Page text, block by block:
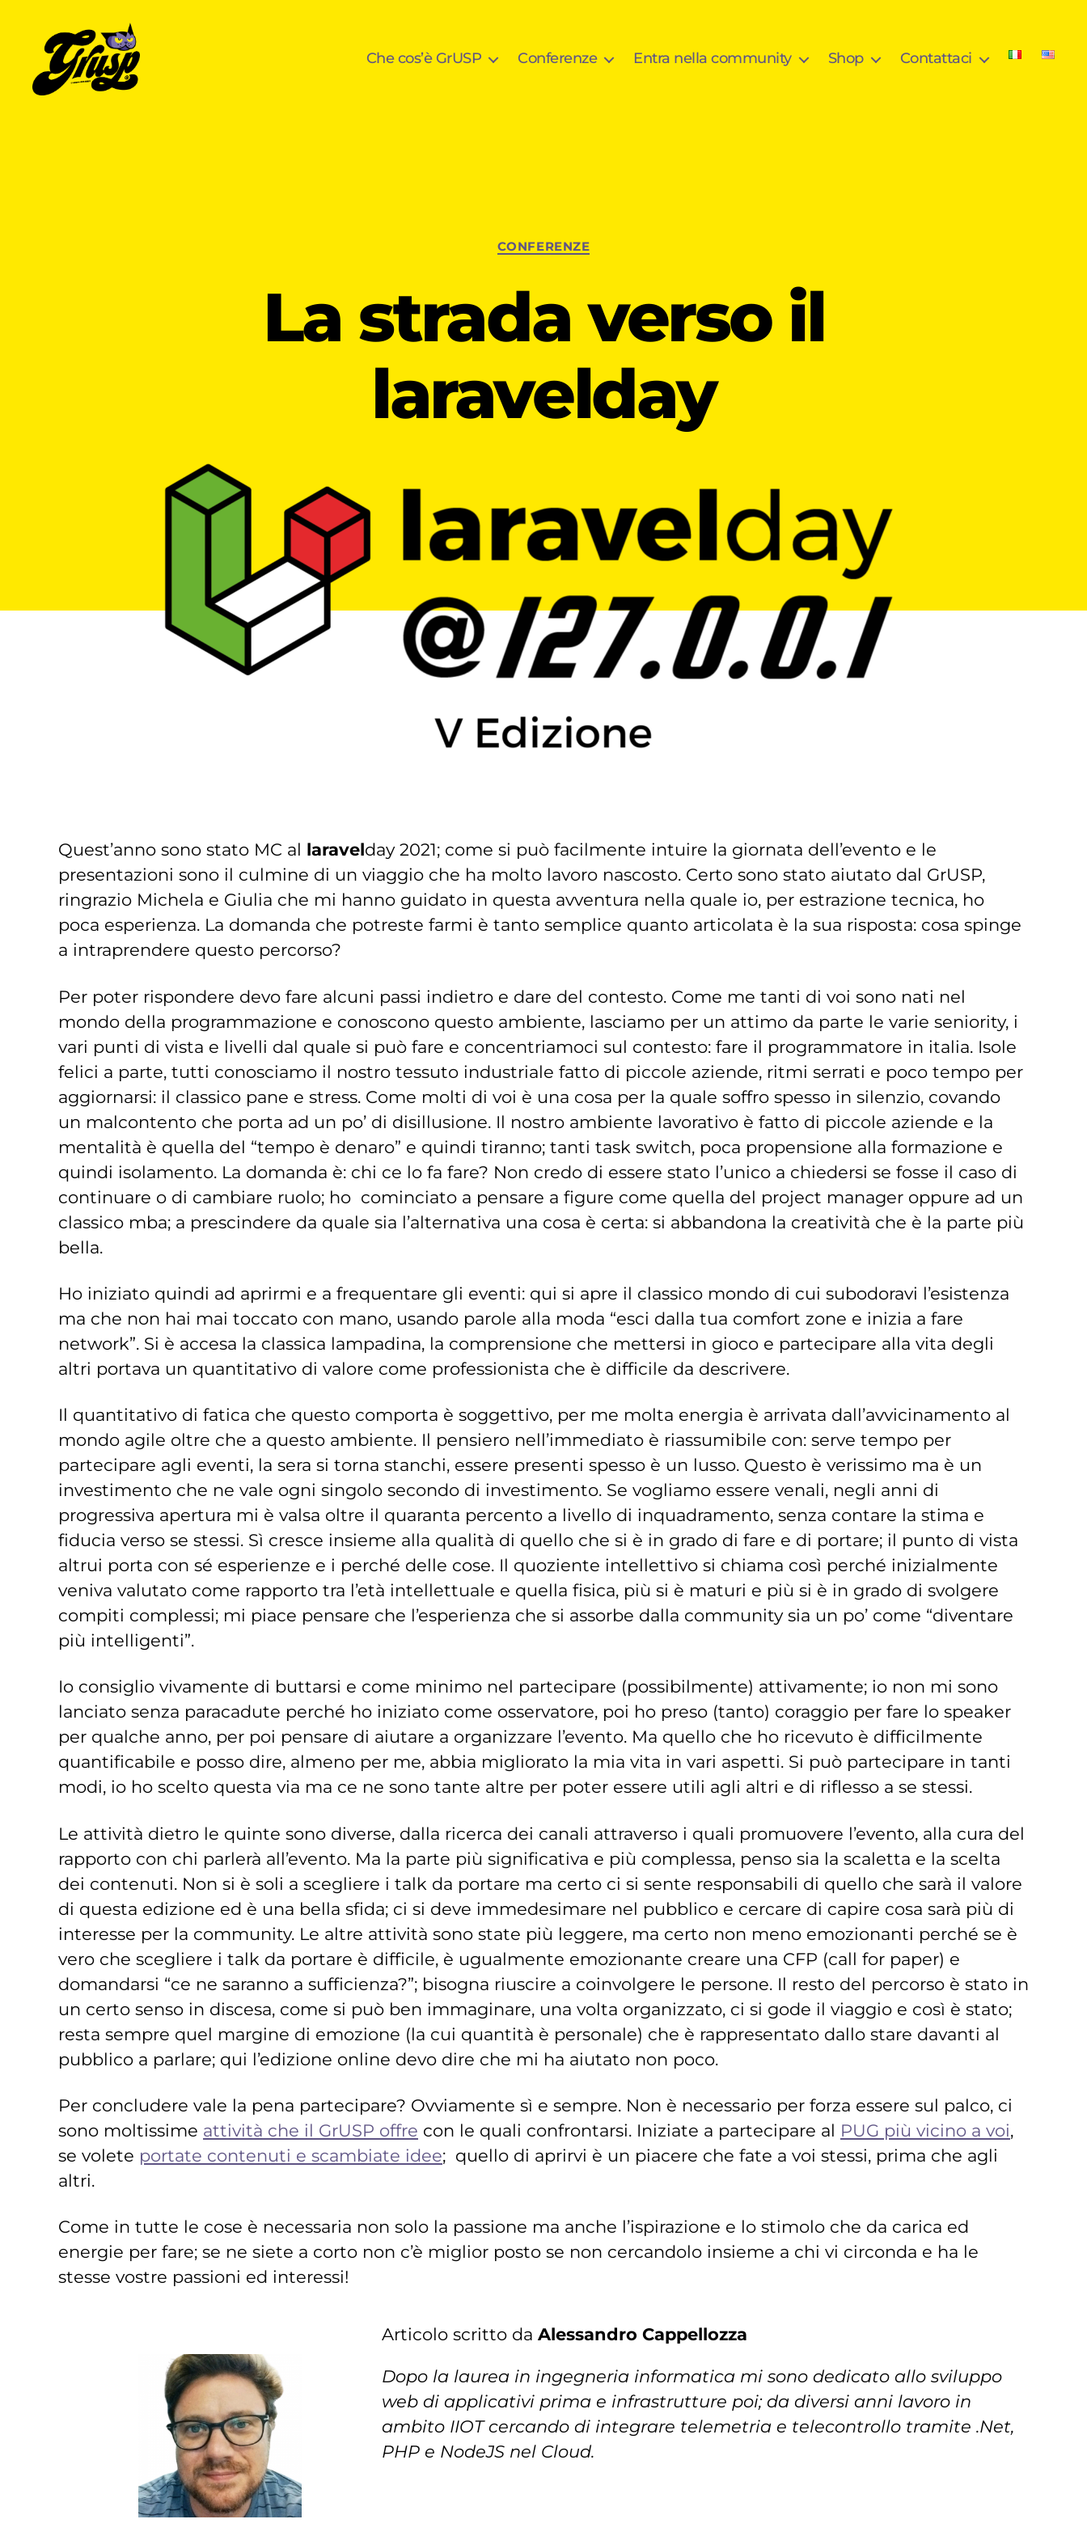
Che cos’è GrUSP Conferenze Entra nella community Shop Contattaci
Categorie
CONFERENZE
La strada verso il
laravelday
Quest’anno sono stato MC al laravelday 2021; come si può facilmente intuire la giornata dell’evento e le
presentazioni sono il culmine di un viaggio che ha molto lavoro nascosto. Certo sono stato aiutato dal GrUSP,
ringrazio Michela e Giulia che mi hanno guidato in questa avventura nella quale io, per estrazione tecnica, ho
poca esperienza. La domanda che potreste farmi è tanto semplice quanto articolata è la sua risposta: cosa spinge
a intraprendere questo percorso?
Per poter rispondere devo fare alcuni passi indietro e dare del contesto. Come me tanti di voi sono nati nel
mondo della programmazione e conoscono questo ambiente, lasciamo per un attimo da parte le varie seniority, i
vari punti di vista e livelli dal quale si può fare e concentriamoci sul contesto: fare il programmatore in italia. Isole
felici a parte, tutti conosciamo il nostro tessuto industriale fatto di piccole aziende, ritmi serrati e poco tempo per
aggiornarsi: il classico pane e stress. Come molti di voi è una cosa per la quale soffro spesso in silenzio, covando
un malcontento che porta ad un po’ di disillusione. Il nostro ambiente lavorativo è fatto di piccole aziende e la
mentalità è quella del “tempo è denaro” e quindi tiranno; tanti task switch, poca propensione alla formazione e
quindi isolamento. La domanda è: chi ce lo fa fare? Non credo di essere stato l’unico a chiedersi se fosse il caso di
continuare o di cambiare ruolo; ho cominciato a pensare a figure come quella del project manager oppure ad un
classico mba; a prescindere da quale sia l’alternativa una cosa è certa: si abbandona la creatività che è la parte più
bella.
Ho iniziato quindi ad aprirmi e a frequentare gli eventi: qui si apre il classico mondo di cui subodoravi l’esistenza
ma che non hai mai toccato con mano, usando parole alla moda “esci dalla tua comfort zone e inizia a fare
network”. Si è accesa la classica lampadina, la comprensione che mettersi in gioco e partecipare alla vita degli
altri portava un quantitativo di valore come professionista che è difficile da descrivere.
Il quantitativo di fatica che questo comporta è soggettivo, per me molta energia è arrivata dall’avvicinamento al
mondo agile oltre che a questo ambiente. Il pensiero nell’immediato è riassumibile con: serve tempo per
partecipare agli eventi, la sera si torna stanchi, essere presenti spesso è un lusso. Questo è verissimo ma è un
investimento che ne vale ogni singolo secondo di investimento. Se vogliamo essere venali, negli anni di
progressiva apertura mi è valsa oltre il quaranta percento a livello di inquadramento, senza contare la stima e
fiducia verso se stessi. Sì cresce insieme alla qualità di quello che si è in grado di fare e di portare; il punto di vista
altrui porta con sé esperienze e i perché delle cose. Il quoziente intellettivo si chiama così perché inizialmente
veniva valutato come rapporto tra l’età intellettuale e quella fisica, più si è maturi e più si è in grado di svolgere
compiti complessi; mi piace pensare che l’esperienza che si assorbe dalla community sia un po’ come “diventare
più intelligenti”.
Io consiglio vivamente di buttarsi e come minimo nel partecipare (possibilmente) attivamente; io non mi sono
lanciato senza paracadute perché ho iniziato come osservatore, poi ho preso (tanto) coraggio per fare lo speaker
per qualche anno, per poi pensare di aiutare a organizzare l’evento. Ma quello che ho ricevuto è difficilmente
quantificabile e posso dire, almeno per me, abbia migliorato la mia vita in vari aspetti. Si può partecipare in tanti
modi, io ho scelto questa via ma ce ne sono tante altre per poter essere utili agli altri e di riflesso a se stessi.
Le attività dietro le quinte sono diverse, dalla ricerca dei canali attraverso i quali promuovere l’evento, alla cura del
rapporto con chi parlerà all’evento. Ma la parte più significativa e più complessa, penso sia la scaletta e la scelta
dei contenuti. Non si è soli a scegliere i talk da portare ma certo ci si sente responsabili di quello che sarà il valore
di questa edizione ed è una bella sfida; ci si deve immedesimare nel pubblico e cercare di capire cosa sarà più di
interesse per la community. Le altre attività sono state più leggere, ma certo non meno emozionanti perché se è
vero che scegliere i talk da portare è difficile, è ugualmente emozionante creare una CFP (call for paper) e
domandarsi “ce ne saranno a sufficienza?”; bisogna riuscire a coinvolgere le persone. Il resto del percorso è stato in
un certo senso in discesa, come si può ben immaginare, una volta organizzato, ci si gode il viaggio e così è stato;
resta sempre quel margine di emozione (la cui quantità è personale) che è rappresentato dallo stare davanti al
pubblico a parlare; qui l’edizione online devo dire che mi ha aiutato non poco.
Per concludere vale la pena partecipare? Ovviamente sì e sempre. Non è necessario per forza essere sul palco, ci
sono moltissime attività che il GrUSP offre con le quali confrontarsi. Iniziate a partecipare al PUG più vicino a voi,
se volete portate contenuti e scambiate idee; quello di aprirvi è un piacere che fate a voi stessi, prima che agli
altri.
Come in tutte le cose è necessaria non solo la passione ma anche l’ispirazione e lo stimolo che da carica ed
energie per fare; se ne siete a corto non c’è miglior posto se non cercandolo insieme a chi vi circonda e ha le
stesse vostre passioni ed interessi!
Articolo scritto da Alessandro Cappellozza
Dopo la laurea in ingegneria informatica mi sono dedicato allo sviluppo
web di applicativi prima e infrastrutture poi; da diversi anni lavoro in
ambito IIOT cercando di integrare telemetria e telecontrollo tramite .Net,
PHP e NodeJS nel Cloud.